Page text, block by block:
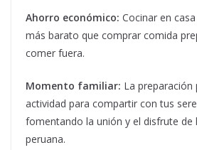
Ahorro económico: Cocinar en
más barato que comprar comida
comer fuera.
Momento familiar: La preparación
actividad para compartir con tus
fomentando la unión y el disfrute de
peruana.